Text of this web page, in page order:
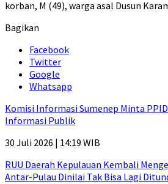
korban, M (49), warga asal Dusun
Bagikan
Facebook
Twitter
Google
Whatsapp
Komisi Informasi Sumenep Minta
Informasi Publik
30 Juli 2026 | 14:19 WIB
RUU Daerah Kepulauan Kembali
Antar-Pulau Dinilai Tak Bisa Lagi